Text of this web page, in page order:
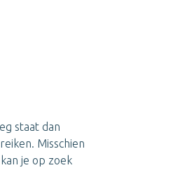
staat dan
Misschien
je op zoek